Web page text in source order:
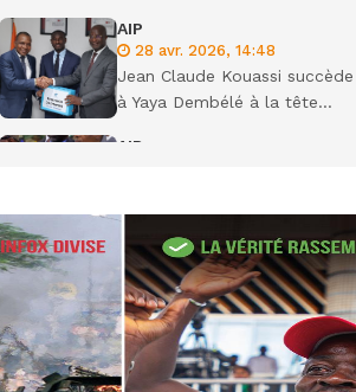
AIP
28 avr. 2026, 14:48
Jean Claude Kouassi succède
à Yaya Dembélé à la tête...
AIP
Sadio Camara tué lors
d’attaques...
AIP
22 avr. 2026, 16:41
Des bureaux ravagés dans un
incendie survenu à la mairie...